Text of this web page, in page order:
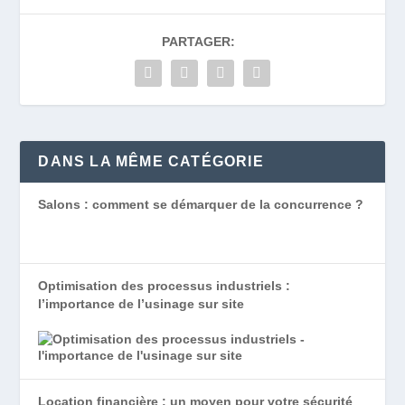
PARTAGER:
DANS LA MÊME CATÉGORIE
Salons : comment se démarquer de la concurrence ?
Optimisation des processus industriels :
l’importance de l’usinage sur site
Location financière : un moyen pour votre sécurité